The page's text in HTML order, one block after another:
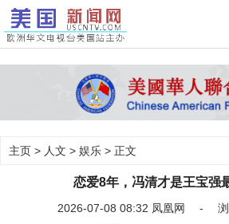
主页 > 人文 > 娱乐 > 正文
恋爱8年，冯清才是王宝强
2026-07-08 08:32 凤凰网 - 浏